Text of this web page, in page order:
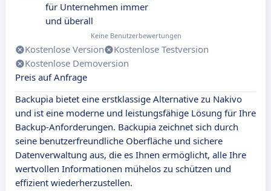
für Unternehmen immer
und überall
Keine Benutzerbewertungen
Kostenlose Version
Kostenlose Testversion
Kostenlose Demoversion
Preis auf Anfrage
Backupia bietet eine erstklassige Alternative zu Nakivo
und ist eine moderne und leistungsfähige Lösung für Ihre
Backup-Anforderungen. Backupia zeichnet sich durch
seine benutzerfreundliche Oberfläche und sichere
Datenverwaltung aus, die es Ihnen ermöglicht, alle Ihre
wertvollen Informationen mühelos zu schützen und
effizient wiederherzustellen.